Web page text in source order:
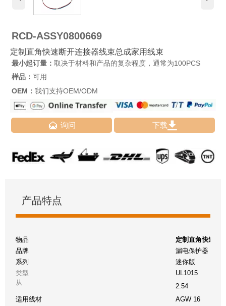
RCD-ASSY0800669
定制直角快速断开连接器线束总成家用线束
最小起订量： 取决于材料和产品的复杂程度，通常为100PCS
样品： 可用
OEM： 我们支持OEM/ODM
 询问 下载
产品特点
物品
定制直角快速断
品牌
漏电保护器
系列
迷你版
类型
UL1015
从
2.54
适用线材
AGW 16